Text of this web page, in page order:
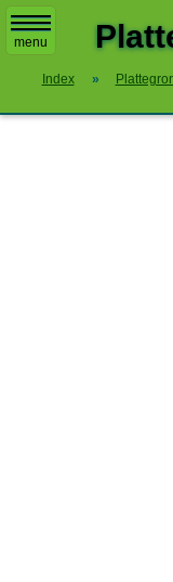
menu
Index »